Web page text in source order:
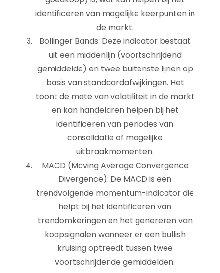
identificeren van mogelijke keerpunten in
de markt.
Bollinger Bands: Deze indicator bestaat
uit een middenlijn (voortschrijdend
gemiddelde) en twee buitenste lijnen op
basis van standaardafwijkingen. Het
toont de mate van volatiliteit in de markt
en kan handelaren helpen bij het
identificeren van periodes van
consolidatie of mogelijke
uitbraakmomenten.
MACD (Moving Average Convergence
Divergence): De MACD is een
trendvolgende momentum-indicator die
helpt bij het identificeren van
trendomkeringen en het genereren van
koopsignalen wanneer er een bullish
kruising optreedt tussen twee
voortschrijdende gemiddelden.